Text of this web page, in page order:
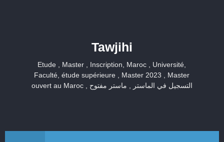
Tawjihi
Etude , Master , Inscription, Maroc , Université,
Faculté, étude supérieure , Master 2023 , Master
ouvert au Maroc , التسجيل في الماستر , ماستر مفتوح